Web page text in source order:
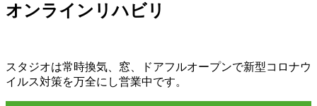
オンラインリハビリ
スタジオは常時換気、窓、ドアフルオープンで新型コロナウ
イルス対策を万全にし営業中です。